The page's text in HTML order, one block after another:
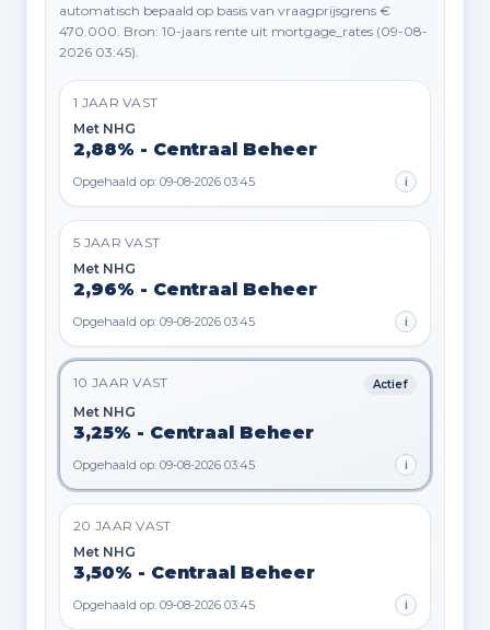
automatisch bepaald op basis van vraagprijsgrens €
470.000. Bron: 10-jaars rente uit mortgage_rates (09-08-
2026 03:45).
1 JAAR VAST
Met NHG
2,88% - Centraal Beheer
Opgehaald op: 09-08-2026 03:45 i
5 JAAR VAST
Met NHG
2,96% - Centraal Beheer
Opgehaald op: 09-08-2026 03:45 i
10 JAAR VAST Actief
Met NHG
3,25% - Centraal Beheer
Opgehaald op: 09-08-2026 03:45 i
20 JAAR VAST
Met NHG
3,50% - Centraal Beheer
Opgehaald op: 09-08-2026 03:45 i